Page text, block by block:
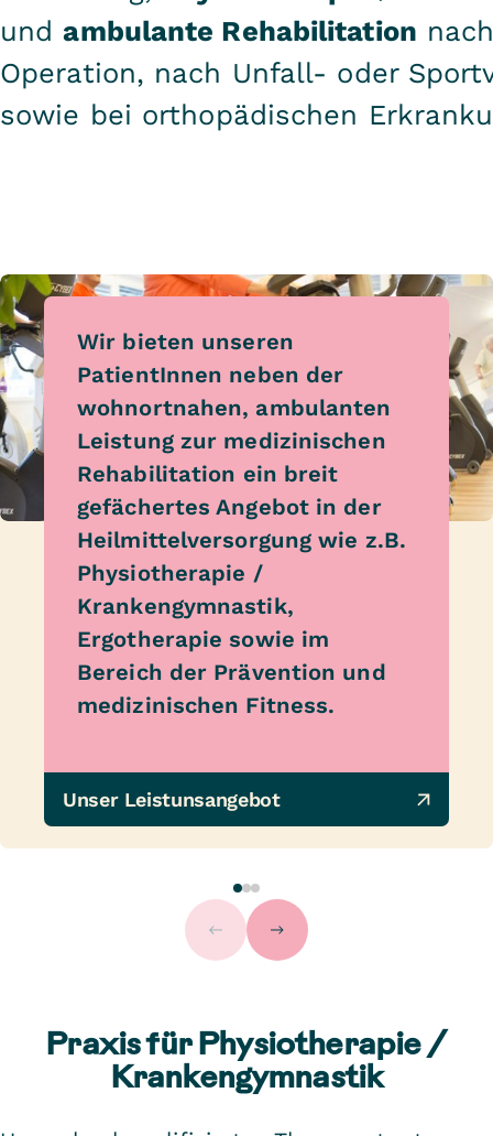
undambulante Rehabilitation
Operation, nach Unfall- oder
sowie bei orthopädischen
Wir bieten unseren
PatientInnen neben der
wohnortnahen, ambulanten
Leistung zur medizinischen
Rehabilitation ein breit
gefächertes Angebot in der
Heilmittelversorgung wie z.B.
Physiotherapie /
Krankengymnastik,
Ergotherapie sowie im
Bereich der Prävention und
medizinischen Fitness.
Unser Leistunsangebot
Praxis für Physiotherapie /
Krankengymnastik